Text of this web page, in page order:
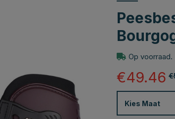
Op
€49.46
Kies Maat